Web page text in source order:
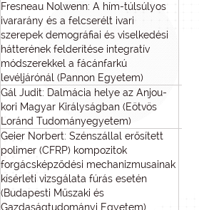
Fresneau Nolwenn: A hím-túlsúlyos
ivararány és a felcserélt ivari
szerepek demográfiai és viselkedési
hátterének felderítése integratív
módszerekkel a fácánfarkú
levéljárónál (Pannon Egyetem)
Gál Judit: Dalmácia helye az Anjou-
kori Magyar Királyságban (Eötvös
Loránd Tudományegyetem)
Geier Norbert: Szénszállal erősített
polimer (CFRP) kompozitok
forgácsképződési mechanizmusainak
kísérleti vizsgálata fúrás esetén
(Budapesti Műszaki és
Gazdaságtudományi Egyetem)